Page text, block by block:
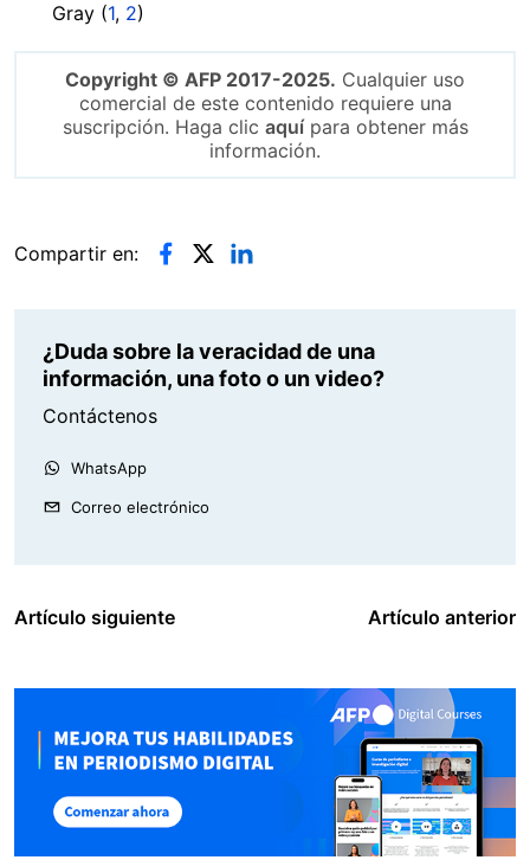
Gray (1, 2)
Copyright © AFP 2017-2025. Cualquier uso
comercial de este contenido requiere una
suscripción. Haga clic aquípara obtener más
información.
Compartir en:
¿Duda sobre la veracidad de una
información, una foto o un video?
Contáctenos
WhatsApp
Correo electrónico
Artículo siguiente Artículo anterior